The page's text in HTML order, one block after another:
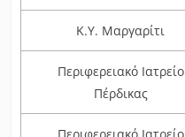
Κ.Υ. Μαργαρίτι
Περιφερειακό Ιατρείο
Πέρδικας